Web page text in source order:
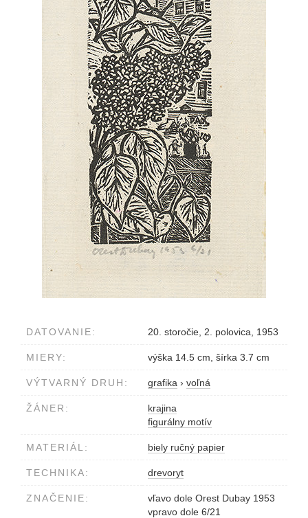
DATOVANIE: 20. storočie, 2. polovica, 1953
MIERY: výška 14.5 cm, šírka 3.7 cm
VÝTVARNÝ DRUH: grafika › voľná
ŽÁNER:
krajina
figurálny motív
MATERIÁL: biely ručný papier
TECHNIKA: drevoryt
ZNAČENIE:
vľavo dole Orest Dubay 1953
vpravo dole 6/21